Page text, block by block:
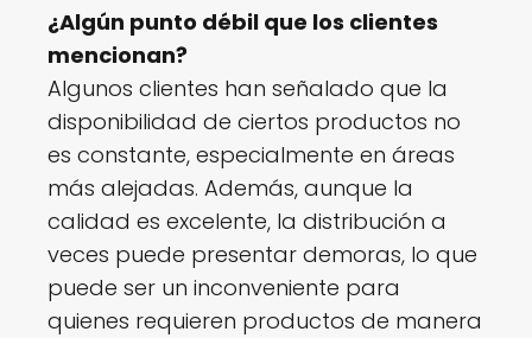
¿Algún punto débil que los clientes
mencionan?
Algunos clientes han señalado que la
disponibilidad de ciertos productos no
es constante, especialmente en áreas
más alejadas. Además, aunque la
calidad es excelente, la distribución a
veces puede presentar demoras, lo que
puede ser un inconveniente para
quienes requieren productos de manera